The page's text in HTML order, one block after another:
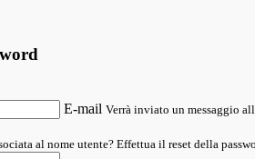
E-mail Verrà inviato un messaggio
al nome utente? Effettua il reset della